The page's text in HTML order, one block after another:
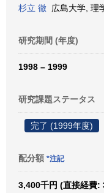
杉立 徹 広島大学, 理
研究期間 (年度)
1998 – 1999
研究課題ステータス
完了 (1999年度)
配分額 *注記
3,400千円 (直接経費: